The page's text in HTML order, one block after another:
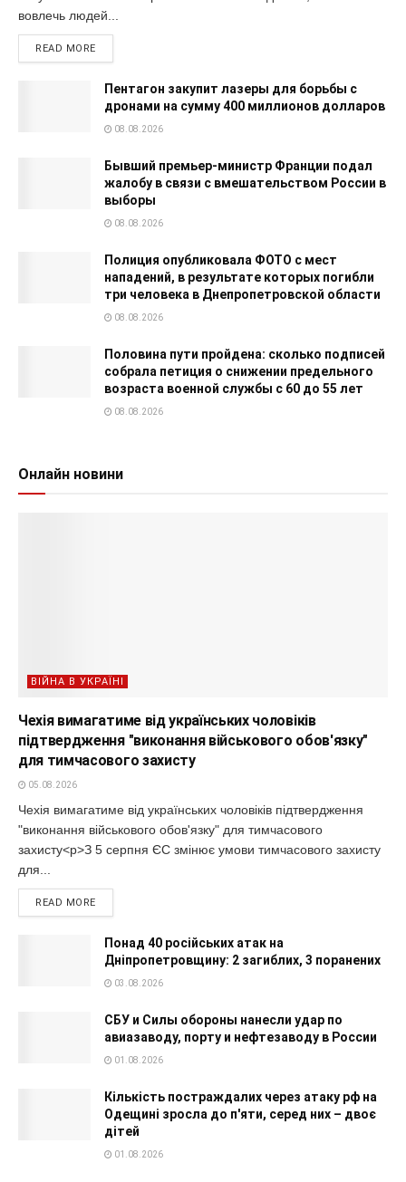
вовлечь людей...
READ MORE
Пентагон закупит лазеры для борьбы с
дронами на сумму 400 миллионов долларов
08.08.2026
Бывший премьер-министр Франции подал
жалобу в связи с вмешательством России в
выборы
08.08.2026
Полиция опубликовала ФОТО с мест
нападений, в результате которых погибли
три человека в Днепропетровской области
08.08.2026
Половина пути пройдена: сколько подписей
собрала петиция о снижении предельного
возраста военной службы с 60 до 55 лет
08.08.2026
Онлайн новини
ВІЙНА В УКРАЇНІ
Чехія вимагатиме від українських чоловіків
підтвердження "виконання військового обов'язку"
для тимчасового захисту
05.08.2026
Чехія вимагатиме від українських чоловіків підтвердження
"виконання військового обов'язку" для тимчасового
захисту<p>З 5 серпня ЄС змінює умови тимчасового захисту
для...
READ MORE
Понад 40 російських атак на
Дніпропетровщину: 2 загиблих, 3 поранених
03.08.2026
СБУ и Силы обороны нанесли удар по
авиазаводу, порту и нефтезаводу в России
01.08.2026
Кількість постраждалих через атаку рф на
Одещині зросла до п'яти, серед них – двоє
дітей
01.08.2026